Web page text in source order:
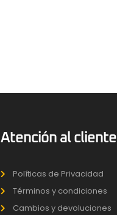
Atención al cliente
Políticas de Privacidad
Términos y condiciones
Cambios y devoluciones